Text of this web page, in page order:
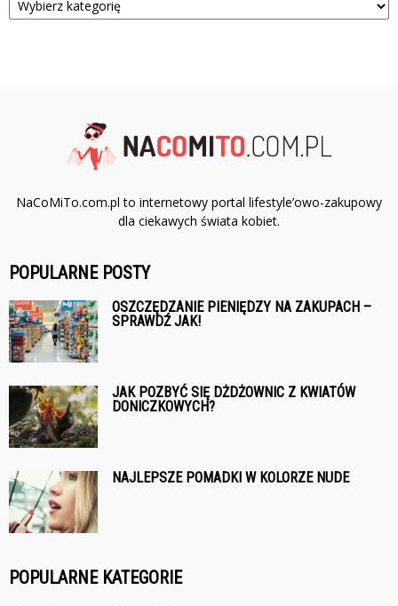
NaCoMiTo.com.pl to internetowy portal lifestyle’owo-zakupowy
dla ciekawych świata kobiet.
POPULARNE POSTY
OSZCZĘDZANIE PIENIĘDZY NA ZAKUPACH –
SPRAWDŹ JAK!
JAK POZBYĆ SIĘ DŻDŻOWNIC Z KWIATÓW
DONICZKOWYCH?
NAJLEPSZE POMADKI W KOLORZE NUDE
POPULARNE KATEGORIE